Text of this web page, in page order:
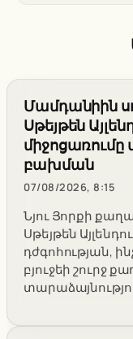
Մամդանիին
Սթեյթեն
բախման
07/08/2026, 8:15
Նյու Յորքի
Սթեյթեն
դժգոհության,
բյուջեի շուրջ